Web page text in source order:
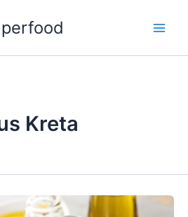
Kreta